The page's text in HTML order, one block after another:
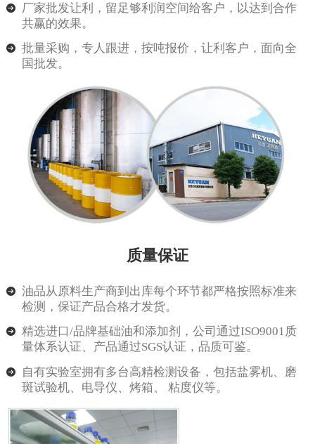
厂家批发让利，留足够利润空间给客户，以达到合作
共赢的效果。
批量采购，专人跟进，按吨报价，让利客户，面向全
国批发。
质量保证
油品从原料生产商到出库每个环节都严格按照标准来
检测，保证产品合格才发货。
精选进口/品牌基础油和添加剂，公司通过ISO9001质
量体系认证、产品通过SGS认证，品质可鉴。
自有实验室拥有多台高精检测设备，包括盐雾机、磨
斑试验机、电导仪、烤箱、 粘度仪等。